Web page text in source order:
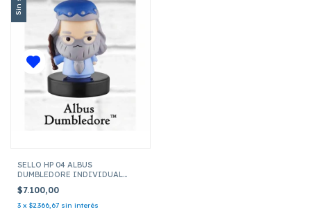
SELLO HP 04 ALBUS
DUMBLEDORE INDIVIDUAL
$7.100,00
3 x $2.366,67 sin interés